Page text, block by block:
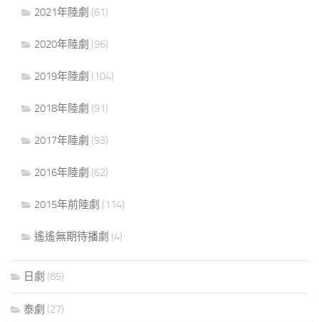
2021年陸劇 (61)
2020年陸劇 (96)
2019年陸劇 (104)
2018年陸劇 (91)
2017年陸劇 (93)
2016年陸劇 (62)
2015年前陸劇 (114)
遙遙無期待播劇 (4)
日劇 (85)
泰劇 (27)